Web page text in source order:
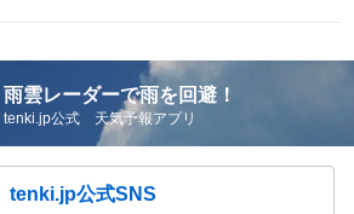
雨雲レーダーで雨を回避！
tenki.jp公式 天気予報アプリ
tenki.jp公式SNS